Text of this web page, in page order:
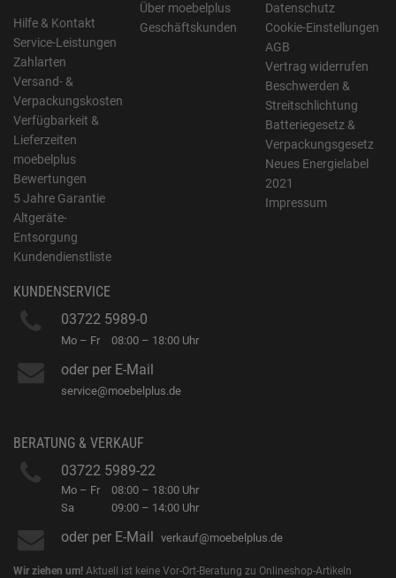
Hilfe & Kontakt
Service-Leistungen
Zahlarten
Versand- &
Verpackungskosten
Verfügbarkeit &
Lieferzeiten
moebelplus
Bewertungen
5 Jahre Garantie
Altgeräte-
Entsorgung
Kundendienstliste
Über moebelplus
Geschäftskunden
Datenschutz
Cookie-Einstellungen
AGB
Vertrag widerrufen
Beschwerden &
Streitschlichtung
Batteriegesetz &
Verpackungsgesetz
Neues Energielabel
2021
Impressum
KUNDENSERVICE
03722 5989-0
Mo – Fr 08:00 – 18:00 Uhr
oder per E-Mail
service@moebelplus.de
BERATUNG & VERKAUF
03722 5989-22
Mo – Fr
Sa
08:00 – 18:00 Uhr
09:00 – 14:00 Uhr
oder per E-Mail verkauf@moebelplus.de
Wir ziehen um! Aktuell ist keine Vor-Ort-Beratung zu Onlineshop-Artikeln